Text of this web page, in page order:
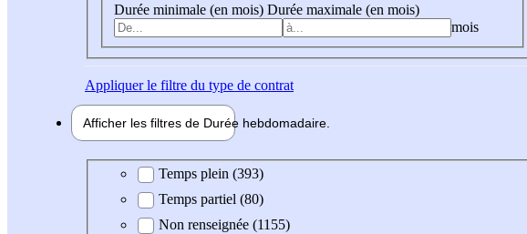
Durée minimale (en mois) Durée maximale (en mois)
mois
Appliquerle filtre du type de contrat
Afficher les filtres de Durée hebdomadaire
Durée hebdomadaire
Temps plein (393)
Temps partiel (80)
Non renseignée (1155)